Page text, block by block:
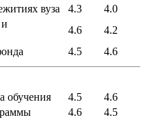
вуза
4.3
4.0
4.6
4.2
4.5 4.6
обучения
4.5
4.6
4.6
4.5